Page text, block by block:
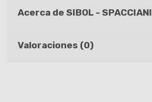
Acerca de SIBOL - SPACCIANI
Valoraciones (0)